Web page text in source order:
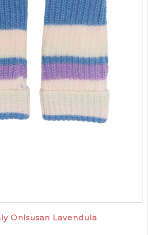
Onlsusan Lavendula